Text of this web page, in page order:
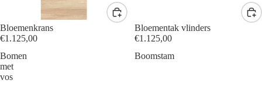
Bloemenkrans
€1.125,00
Bloementak vlinders
€1.125,00
Bomen
met
vos
Boomstam